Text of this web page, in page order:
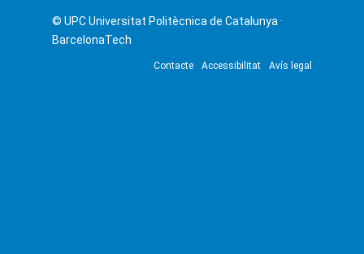
© UPCUniversitat Politècnica de Catalunya ·
BarcelonaTech
Contacte Accessibilitat Avís legal